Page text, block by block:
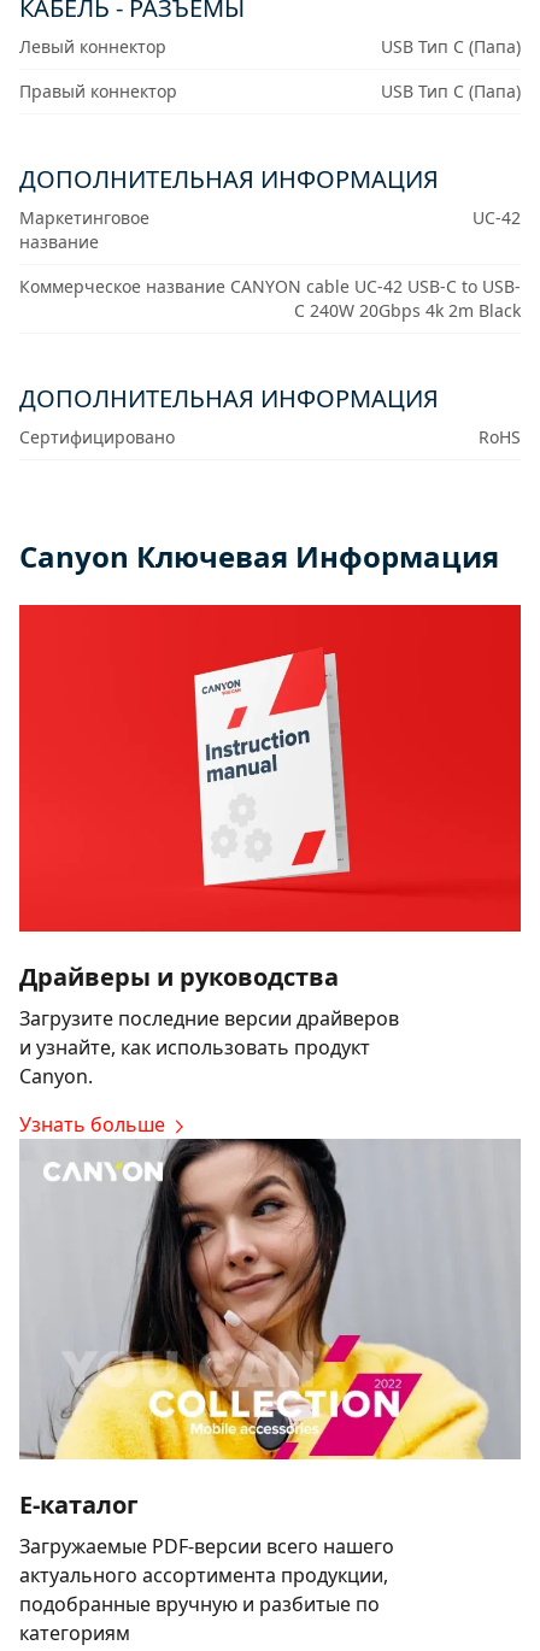
КАБЕЛЬ - РАЗЪЕМЫ
Левый коннектор
USB Тип C (Папа)
Правый коннектор
USB Тип C (Папа)
ДОПОЛНИТЕЛЬНАЯ ИНФОРМАЦИЯ
Маркетинговое
название
UC-42
Коммерческое название CANYON cable UC-42 USB-C to USB-
C 240W 20Gbps 4k 2m Black
ДОПОЛНИТЕЛЬНАЯ ИНФОРМАЦИЯ
Сертифицировано RoHS
Canyon Ключевая Информация
Драйверы и руководства
Загрузите последние версии драйверов
и узнайте, как использовать продукт
Canyon.
Узнать больше
E-каталог
Загружаемые PDF-версии всего нашего
актуального ассортимента продукции,
подобранные вручную и разбитые по
категориям